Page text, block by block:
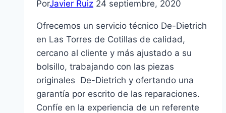
PorJavier Ruiz 24 septiembre, 2020
Ofrecemos un servicio técnico De-Dietrich
en Las Torres de Cotillas de calidad,
cercano al cliente y más ajustado a su
bolsillo, trabajando con las piezas
originales De-Dietrich y ofertando una
garantía por escrito de las reparaciones.
Confíe en la experiencia de un referente